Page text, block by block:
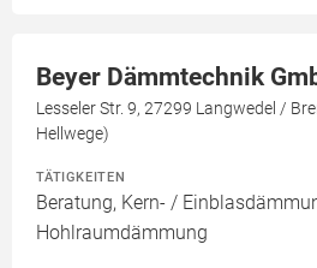
Beyer Dämmtechnik
Lesseler Str. 9, 27299 Langwedel /
Hellwege)
TÄTIGKEITEN
Beratung, Kern- /
Hohlraumdämmung